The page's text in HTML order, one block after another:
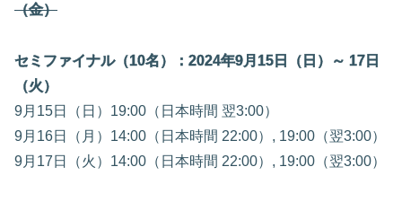
（金）
セミファイナル（10名）：2024年9月15日（日）～ 17日
（火）
9月15日（日）19:00（日本時間 翌3:00）
9月16日（月）14:00（日本時間 22:00）, 19:00（翌3:00）
9月17日（火）14:00（日本時間 22:00）, 19:00（翌3:00）